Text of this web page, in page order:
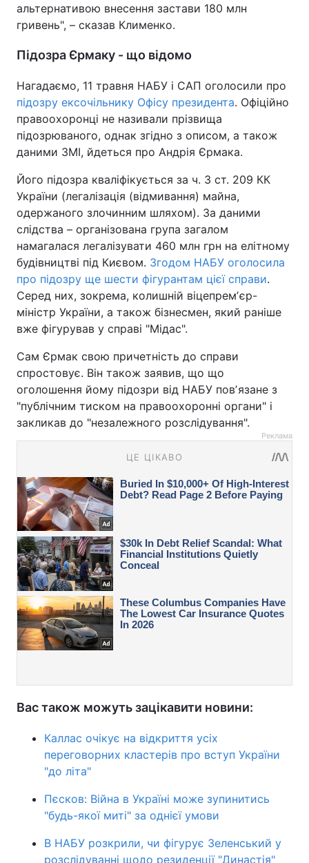
альтернативою внесення застави 180 млн
гривень", – сказав Клименко.
Підозра Єрмаку - що відомо
Нагадаємо, 11 травня НАБУ і САП оголосили про
підозру ексочільнику Офісу президента. Офіційно
правоохоронці не називали прізвища
підозрюваного, однак згідно з описом, а також
даними ЗМІ, йдеться про Андрія Єрмака.
Його підозра кваліфікується за ч. 3 ст. 209 КК
України (легалізація (відмивання) майна,
одержаного злочинним шляхом). За даними
слідства – організована група загалом
намагалася легалізувати 460 млн грн на елітному
будівництві під Києвом. Згодом НАБУ оголосила
про підозру ще шести фігурантам цієї справи.
Серед них, зокрема, колишній віцепремʼєр-
міністр України, а також бізнесмен, який раніше
вже фігурував у справі "Мідас".
Сам Єрмак свою причетність до справи
спростовує. Він також заявив, що що
оголошення йому підозри від НАБУ повʼязане з
"публічним тиском на правоохоронні органи" і
закликав до "незалежного розслідування".
Реклама
Вас також можуть зацікавити новини:
Каллас очікує на відкриття усіх
переговорних кластерів про вступ України
"до літа"
Пєсков: Війна в Україні може зупинитись
"будь-якої миті" за однієї умови
В НАБУ розкрили, чи фігурує Зеленський у
розслідуванні щодо резиденції "Династія"